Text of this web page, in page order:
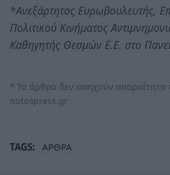
*Ανεξάρτητος Ευρωβουλευτής,
Πολιτικού Κινήματος
Καθηγητής Θεσμών Ε.Ε. στο
* Τα άρθρα δεν απηχούν απαραίτητα
notospress.gr
TAGS: ΑΡΘΡΑ